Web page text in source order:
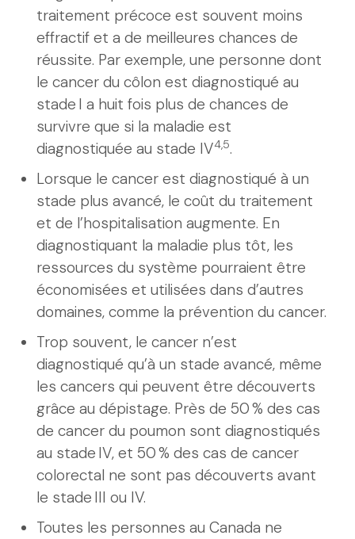
traitement précoce est souvent moins
effractif et a de meilleures chances de
réussite. Par exemple, une personne dont
le cancer du côlon est diagnostiqué au
stade I a huit fois plus de chances de
survivre que si la maladie est
diagnostiquée au stade IV4,5.
Lorsque le cancer est diagnostiqué à un
stade plus avancé, le coût du traitement
et de l’hospitalisation augmente. En
diagnostiquant la maladie plus tôt, les
ressources du système pourraient être
économisées et utilisées dans d’autres
domaines, comme la prévention du cancer.
Trop souvent, le cancer n’est
diagnostiqué qu’à un stade avancé, même
les cancers qui peuvent être découverts
grâce au dépistage. Près de 50 % des cas
de cancer du poumon sont diagnostiqués
au stade IV, et 50 % des cas de cancer
colorectal ne sont pas découverts avant
le stade III ou IV.
Toutes les personnes au Canada ne